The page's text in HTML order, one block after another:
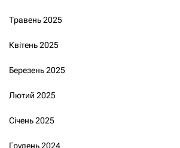
Травень 2025
Квітень 2025
Березень 2025
Лютий 2025
Січень 2025
Грудень 2024